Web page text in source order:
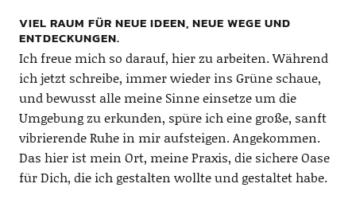
VIEL RAUM FÜR NEUE IDEEN, NEUE WEGE UND
ENTDECKUNGEN.
Ich freue mich so darauf, hier zu arbeiten. Während
ich jetzt schreibe, immer wieder ins Grüne schaue,
und bewusst alle meine Sinne einsetze um die
Umgebung zu erkunden, spüre ich eine große, sanft
vibrierende Ruhe in mir aufsteigen. Angekommen.
Das hier ist mein Ort, meine Praxis, die sichere Oase
für Dich, die ich gestalten wollte und gestaltet habe.